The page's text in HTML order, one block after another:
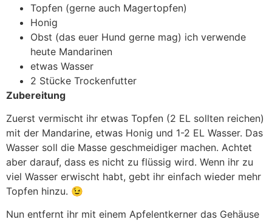
Topfen (gerne auch Magertopfen)
Honig
Obst (das euer Hund gerne mag) ich verwende
heute Mandarinen
etwas Wasser
2 Stücke Trockenfutter
Zubereitung
Zuerst vermischt ihr etwas Topfen (2 EL sollten reichen)
mit der Mandarine, etwas Honig und 1-2 EL Wasser. Das
Wasser soll die Masse geschmeidiger machen. Achtet
aber darauf, dass es nicht zu flüssig wird. Wenn ihr zu
viel Wasser erwischt habt, gebt ihr einfach wieder mehr
Topfen hinzu. 😉
Nun entfernt ihr mit einem Apfelentkerner das Gehäuse